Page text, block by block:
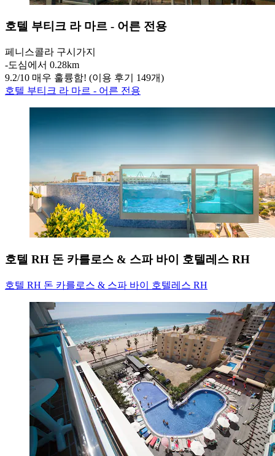
호텔 부티크 라 마르 - 어른 전용
페니스콜라 구시가지
‐도심에서 0.28km
9.2/10 매우 훌륭함! (이용 후기 149개)
호텔 부티크 라 마르 - 어른 전용
호텔 RH 돈 카를로스 & 스파 바이 호텔레스 RH
호텔 RH 돈 카를로스 & 스파 바이 호텔레스 RH